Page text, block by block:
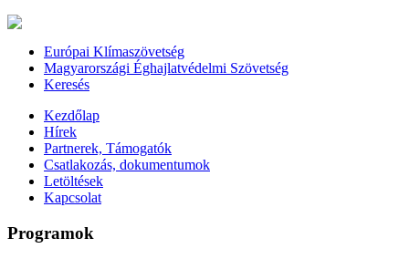
Európai Klímaszövetség
Magyarországi Éghajlatvédelmi Szövetség
Keresés
Kezdőlap
Hírek
Partnerek, Támogatók
Csatlakozás, dokumentumok
Letöltések
Kapcsolat
Programok